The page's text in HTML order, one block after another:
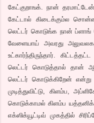
கேட்குறாஙக். நான்
கேட்டால் கிடைக்கும்ல சொன்ன
லெட்டர் கொடுங்க நான் ப்ளாங்
வேளையாய் அவரது
உட்கார்ந்திருந்தார்.
லெட்டர் கொடுத்தால் தான்
லெட்டர் கொடுக்கிறேன் என்று
முடித்துவிட்டு, கிளம்ப,
கொடுக்காமல் கிளம்ப
எக்ஸிக்யூட்டிவ் முகத்தில்